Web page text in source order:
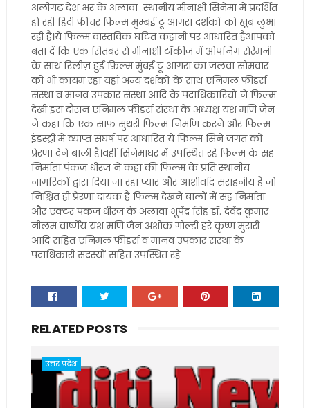
अलीगढ़ देश भर के अलावा स्थानीय मीनाक्षी सिनेमा में प्रदर्शित
हो रही हिंदी फीचर फिल्म मुम्बई टू आगरा दर्शकों को खूब लुभा
रही है।ये फिल्म वास्तविक घटित कहानी पर आधारित हैआपको
बता दें कि एक सितंबर से मीनाक्षी टॉकीज में ओपनिंग सेरेमनी
के साथ रिलीज़ हुई फ़िल्म मुंबई टू आगरा का जलवा सोमवार
को भी कायम रहा यहां अन्य दर्शकों के साथ एनिमल फीडर्स
संस्था व मानव उपकार संस्था आदि के पदाधिकारियों ने फिल्म
देखी इस दौरान एनिमल फीडर्स संस्था के अध्यक्ष यश मणि जैन
ने कहा कि एक साफ सुथरी फिल्म निर्माण करने और फिल्म
इंडस्ट्री में व्याप्त संघर्ष पर आधारित ये फिल्म सिने जगत को
प्रेरणा देने बाली है।वहीं सिनेमाघर में उपस्थित रहे फिल्म के सह
निर्माता पंकज धीरज ने कहा की फिल्म के प्रति स्थानीय
नागरिकों द्वारा दिया जा रहा प्यार और आशीर्वाद सराहनीय हैं जो
निश्चित ही प्रेरणा दायक है फिल्म देखने बालों में सह निर्माता
और एक्टर पंकज धीरज के अलावा भूपेंद्र सिंह डॉ. देवेंद्र कुमार
नीलम वार्ष्णेय यश मणि जैन अशोक गोल्डी हरे कृष्ण मुरारी
आदि सहित एनिमल फीडर्स व मानव उपकार संस्था के
पदाधिकारी सदस्यों सहित उपस्थित रहे
RELATED POSTS
उत्तर प्रदेश